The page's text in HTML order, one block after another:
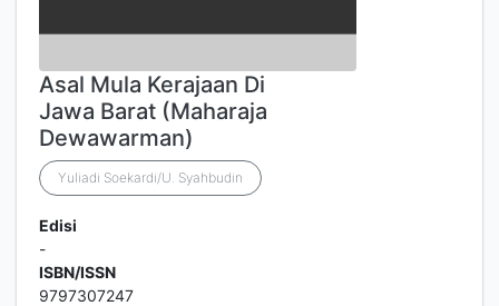
Asal Mula Kerajaan Di
Jawa Barat (Maharaja
Dewawarman)
Yuliadi Soekardi/U. Syahbudin
Edisi
-
ISBN/ISSN
9797307247